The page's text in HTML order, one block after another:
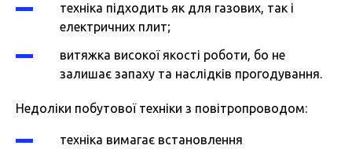
техніка підходить як для газових, так і
електричних плит;
витяжка високої якості роботи, бо не
залишає запаху та наслідків прогодування.
Недоліки побутової техніки з повітропроводом:
техніка вимагає встановлення